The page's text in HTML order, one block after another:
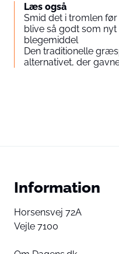
Læs også
Smid det i tromlen
blive så godt som
blegemiddel
Den traditionelle
alternativet, der
Information
Horsensvej 72A
Vejle 7100